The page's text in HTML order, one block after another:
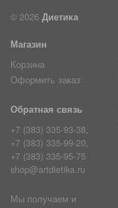
© 2026 Диетика
Магазин
Корзина
Оформить заказ
Обратная связь
+7 (383) 335-93-38,
+7 (383) 335-99-20,
+7 (383) 335-95-75
shop@artdietika.ru
Мы получаем и